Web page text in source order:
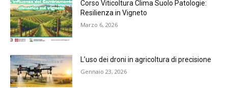
Corso Viticoltura Clima Suolo Patologie:
Resilienza in Vigneto
Marzo 6, 2026
L’uso dei droni in agricoltura di precisione
Gennaio 23, 2026